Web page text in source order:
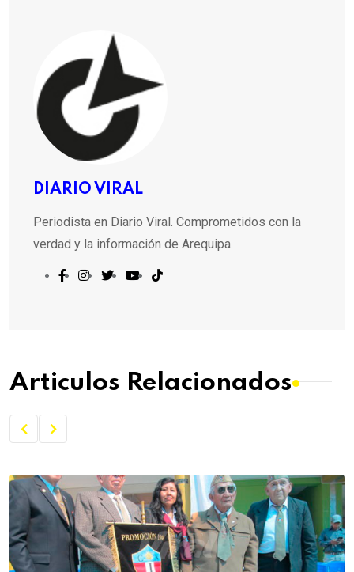
DIARIO VIRAL
Periodista en Diario Viral. Comprometidos con la
verdad y la información de Arequipa.
Articulos Relacionados